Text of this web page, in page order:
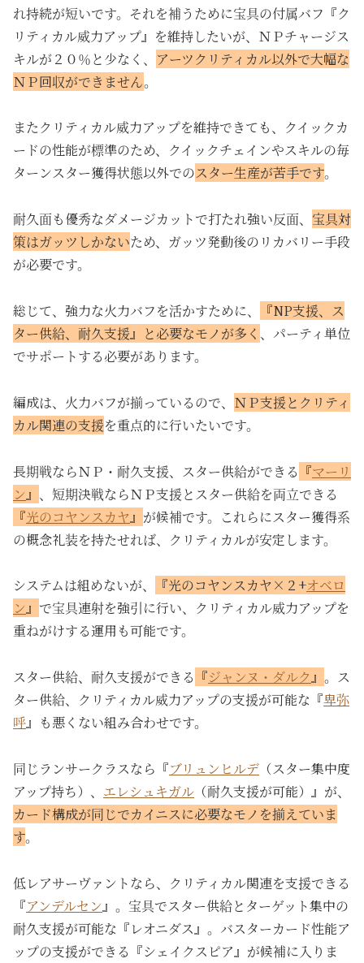
れ持続が短いです。それを補うために宝具の付属バフ『ク
リティカル威力アップ』を維持したいが、ＮＰチャージス
キルが２０％と少なく、 アーツクリティカル以外で大幅な
ＮＰ回収ができません。
またクリティカル威力アップを維持できても、クイックカ
ードの性能が標準のため、クイックチェインやスキルの毎
ターンスター獲得状態以外でのスター生産が苦手です。
耐久面も優秀なダメージカットで打たれ強い反面、 宝具対
策はガッツしかないため、ガッツ発動後のリカバリー手段
が必要です。
総じて、強力な火力バフを活かすために、
『NP支援、ス
ター供給、耐久支援』と必要なモノが多く 、パーティ単位
でサポートする必要があります。
編成は、火力バフが揃っているので、 ＮＰ支援とクリティ
カル関連の支援を重点的に行いたいです。
長期戦ならＮＰ・耐久支援、スター供給ができる 『マーリ
ン』 、短期決戦ならＮＰ支援とスター供給を両立できる
『光のコヤンスカヤ』 が候補です。これらにスター獲得系
の概念礼装を持たせれば、クリティカルが安定します。
システムは組めないが、 『光のコヤンスカヤ×２+オベロ
ン』 で宝具連射を強引に行い、クリティカル威力アップを
重ねがけする運用も可能です。
スター供給、耐久支援ができる 『ジャンヌ・ダルク』 。ス
ター供給、クリティカル威力アップの支援が可能な『卑弥
呼』も悪くない組み合わせです。
同じランサークラスなら『ブリュンヒルデ （スター集中度
アップ持ち）、 エレシュキガル （耐久支援が可能）』が、
カード構成が同じでカイニスに必要なモノを揃えていま
す。
低レアサーヴァントなら、クリティカル関連を支援できる
『アンデルセン』。宝具でスター供給とターゲット集中の
耐久支援が可能な『レオニダス』。バスターカード性能ア
ップの支援ができる『シェイクスピア』が候補に入りま